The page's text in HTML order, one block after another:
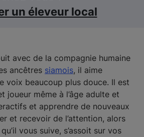
un éleveur local
avec de la compagnie humaine
ancêtres siamois, il aime
voix beaucoup plus douce. Il est
joueur même à l’âge adulte et
et apprendre de nouveaux
et recevoir de l’attention, alors
vous suive, s’assoit sur vos